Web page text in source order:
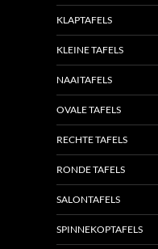
KLAPTAFELS
KLEINE TAFELS
NAAITAFELS
OVALE TAFELS
RECHTE TAFELS
RONDE TAFELS
SALONTAFELS
SPINNEKOPTAFELS